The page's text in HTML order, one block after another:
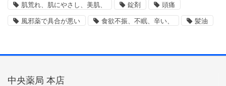
肌荒れ、肌にやさし、美肌、 錠剤 頭痛
風邪薬で具合が悪い 食欲不振、不眠、辛い、 髪油
中央薬局 本店